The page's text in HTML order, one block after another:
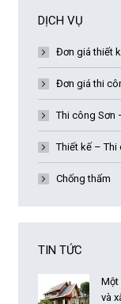
DỊCH VỤ
Đơn giá thiết
Đơn giá thi
Thi công Sơn
Thiết kế – Thi
Chống thấm
TIN TỨC
Một
và